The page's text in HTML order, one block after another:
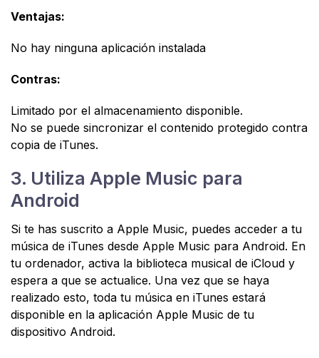
Ventajas:
No hay ninguna aplicación instalada
Contras:
Limitado por el almacenamiento disponible.
No se puede sincronizar el contenido protegido contra
copia de iTunes.
3. Utiliza Apple Music para
Android
Si te has suscrito a Apple Music, puedes acceder a tu
música de iTunes desde Apple Music para Android. En
tu ordenador, activa la biblioteca musical de iCloud y
espera a que se actualice. Una vez que se haya
realizado esto, toda tu música en iTunes estará
disponible en la aplicación Apple Music de tu
dispositivo Android.